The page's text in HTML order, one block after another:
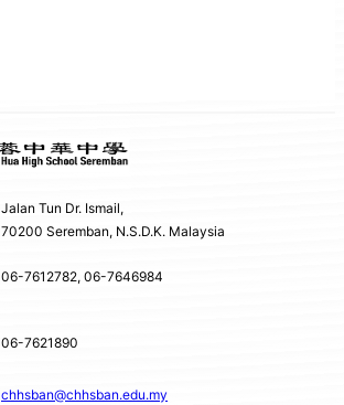
Jalan Tun Dr. Ismail,
70200 Seremban, N.S.D.K. Malaysia
06-7612782, 06-7646984
06-7621890
chhsban@chhsban.edu.my